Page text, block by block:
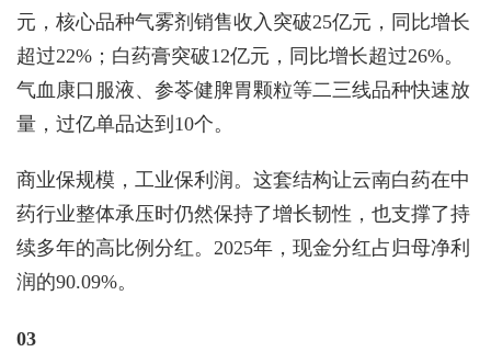
元，核心品种气雾剂销售收入突破25亿元，同比增长
超过22%；白药膏突破12亿元，同比增长超过26%。
气血康口服液、参苓健脾胃颗粒等二三线品种快速放
量，过亿单品达到10个。
商业保规模，工业保利润。这套结构让云南白药在中
药行业整体承压时仍然保持了增长韧性，也支撑了持
续多年的高比例分红。2025年，现金分红占归母净利
润的90.09%。
03